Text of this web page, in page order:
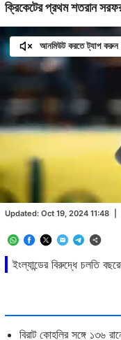
ক্রিকেটের প্রথম শতরান
ইংল্যান্ডের বিরুদ্ধে চলতি
Updated: Oct 19, 2024 11:48
আনমিউট করতে ট্যাপ করুন
30.02%
বিরাট কোহলির সঙ্গে ১৩৬